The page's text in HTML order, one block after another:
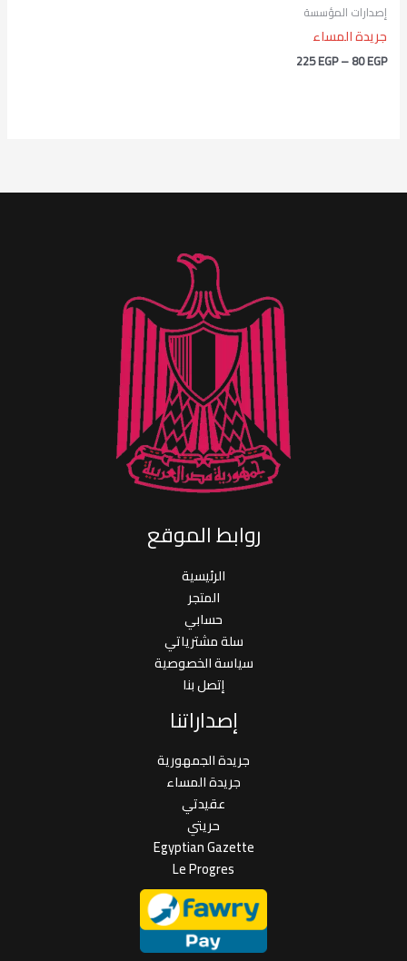
إصدارات المؤسسة
جريدة المساء
80EGP
–
225EGP
روابط الموقع
الرئيسية
المتجر
حسابي
سلة مشترياتي
سياسة الخصوصية
إتصل بنا
إصداراتنا
جريدة الجمهورية
جريدة المساء
عقيدتي
حريتي
Egyptian Gazette
Le Progres